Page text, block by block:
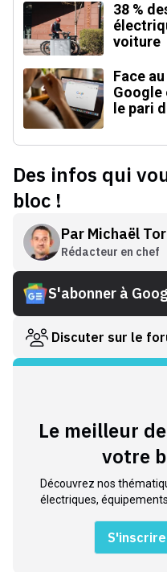
38 %
voiture
Face
Google
le pari
Des infos qui
bloc !
Par Michaël
Rédacteur en chef
S'abonner à
Discuter sur le
Le meilleur
votre
Découvrez nos
électriques,